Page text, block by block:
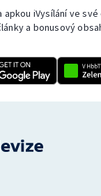
apkou iVysílání ve
a bonusový